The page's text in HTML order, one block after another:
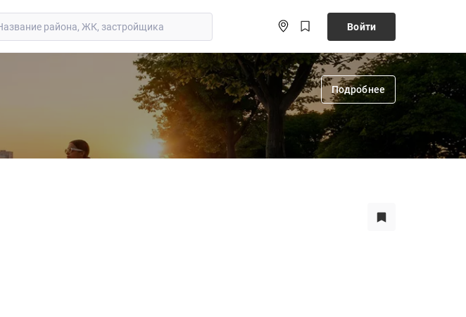
Войти
Подробнее